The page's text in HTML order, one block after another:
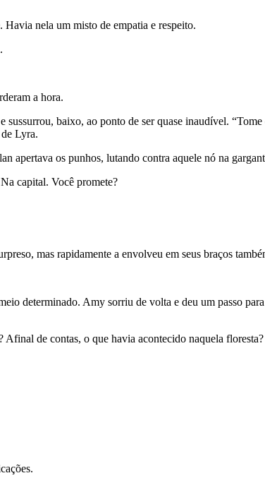
nela um misto de empatia e respeito.
a hora.
baixo, ao ponto de ser quase inaudível.
Lyra.
apertava os punhos, lutando contra aquele nó na
capital. Você promete?
mas rapidamente a envolveu em seus braços
determinado. Amy sorriu de volta e deu um passo
Afinal de contas, o que havia acontecido naquela floresta?